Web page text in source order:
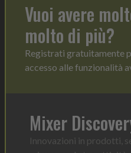
Vuoi avere
molto di più?
Registrati gratuitamente
accesso alle funzionalità
Mixer
Innovazioni in prodotti,